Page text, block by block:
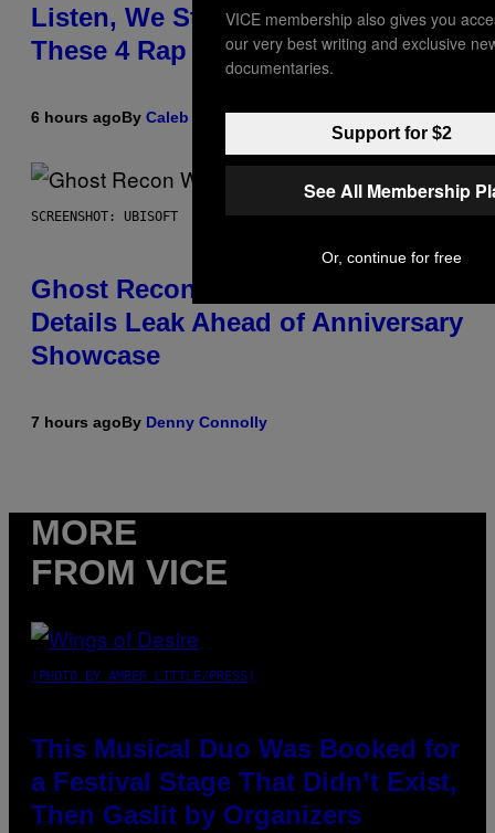
Listen, We Still Can’t Explain
These 4 Rap Songs From the 90s
6 hours agoBy Caleb Catlin
SCREENSHOT: UBISOFT
Ghost Recon Wildlands Upgrade
Details Leak Ahead of Anniversary
Showcase
7 hours agoBy Denny Connolly
MORE
FROM VICE
(PHOTO BY AMBER LITTLE/PRESS)
This Musical Duo Was Booked for
a Festival Stage That Didn’t Exist,
Then Gaslit by Organizers
VICE membership also gives you
our very best writing and exclusive
documentaries.
Support for $2
See All Membership
Or, continue for free